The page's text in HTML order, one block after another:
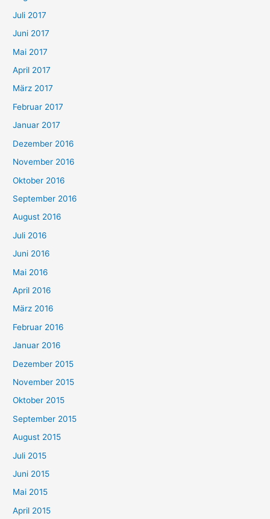
Juli 2017
Juni 2017
Mai 2017
April 2017
März 2017
Februar 2017
Januar 2017
Dezember 2016
November 2016
Oktober 2016
September 2016
August 2016
Juli 2016
Juni 2016
Mai 2016
April 2016
März 2016
Februar 2016
Januar 2016
Dezember 2015
November 2015
Oktober 2015
September 2015
August 2015
Juli 2015
Juni 2015
Mai 2015
April 2015